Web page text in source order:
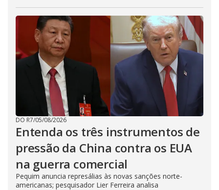
DO R7/05/08/2026
Entenda os três instrumentos de
pressão da China contra os EUA
na guerra comercial
Pequim anuncia represálias às novas sanções norte-
americanas; pesquisador Lier Ferreira analisa